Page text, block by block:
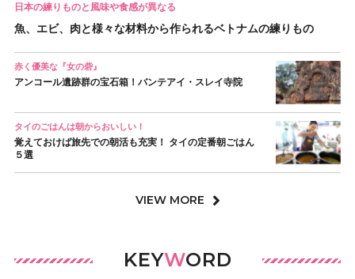
日本の練りものと風味や食感が異なる
魚、エビ、肉と様々な材料から作られるベトナムの練りもの
赤く優美な『女の砦』
アンコール遺跡群の宝石箱！バンテアイ・スレイ寺院
タイのごはんは朝からおいしい！
覚えておけば旅先での朝活も充実！ タイの定番朝ごはん
５選
VIEW MORE
KEYWORD